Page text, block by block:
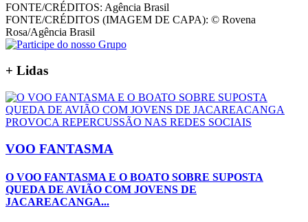
FONTE/CRÉDITOS: Agência Brasil
FONTE/CRÉDITOS (IMAGEM DE CAPA): © Rovena
Rosa/Agência Brasil
+ Lidas
VOO FANTASMA
O VOO FANTASMA E O BOATO SOBRE SUPOSTA
QUEDA DE AVIÃO COM JOVENS DE
JACAREACANGA...